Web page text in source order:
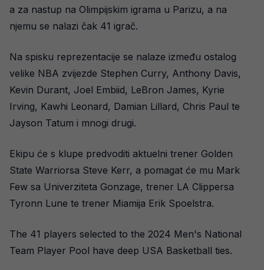
a za nastup na Olimpijskim igrama u Parizu, a na
njemu se nalazi čak 41 igrač.
Na spisku reprezentacije se nalaze između ostalog
velike NBA zvijezde Stephen Curry, Anthony Davis,
Kevin Durant, Joel Embiid, LeBron James, Kyrie
Irving, Kawhi Leonard, Damian Lillard, Chris Paul te
Jayson Tatum i mnogi drugi.
Ekipu će s klupe predvoditi aktuelni trener Golden
State Warriorsa Steve Kerr, a pomagat će mu Mark
Few sa Univerziteta Gonzage, trener LA Clippersa
Tyronn Lune te trener Miamija Erik Spoelstra.
The 41 players selected to the 2024 Men's National
Team Player Pool have deep USA Basketball ties.